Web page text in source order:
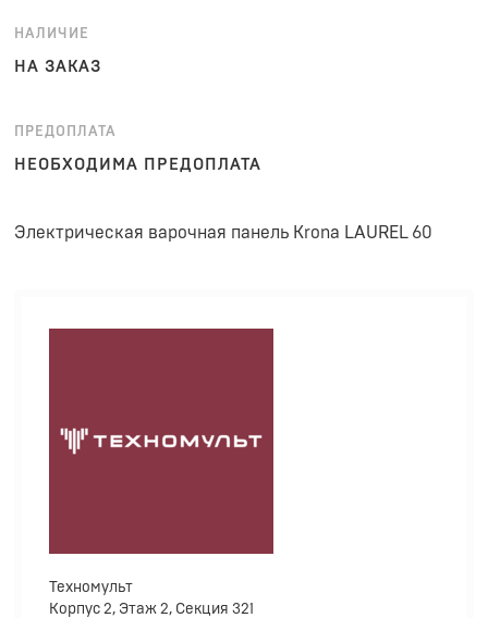
НАЛИЧИЕ
НА ЗАКАЗ
ПРЕДОПЛАТА
НЕОБХОДИМА ПРЕДОПЛАТА
Электрическая варочная панель Krona LAUREL 60
Техномульт
Корпус 2, Этаж 2, Секция 321